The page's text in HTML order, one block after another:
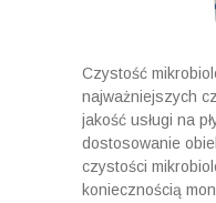
Czystość
najważniejszych
jakość usługi na
dostosowanie
czystości
koniecznością